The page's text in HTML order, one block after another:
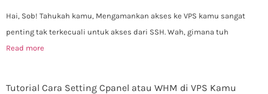
Hai, Sob! Tahukah kamu, Mengamankan akses ke VPS kamu sangat
penting tak terkecuali untuk akses dari SSH. Wah, gimana tuh
Read more
Tutorial Cara Setting Cpanel atau WHM di VPS Kamu